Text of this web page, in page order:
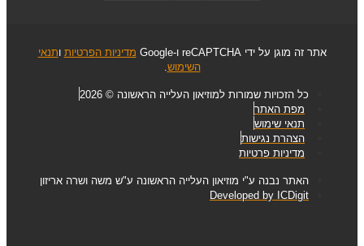
אתר זה מוגן על ידי reCAPTCHA ו-Google מדיניות הפרטיות ותנאי
השימוש
כל הזכויות שמורות למוזיאון העלייה הראשונה © 2026
מפת האתר
תנאי שימוש
הצהרת נגישות
מדיניות פרטיות
האתר נבנה ע"י מוזיאון העלייה הראשונה ע"ש משה ושרה אריזון
Developed by ICDigit